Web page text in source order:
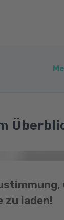
zu laden!